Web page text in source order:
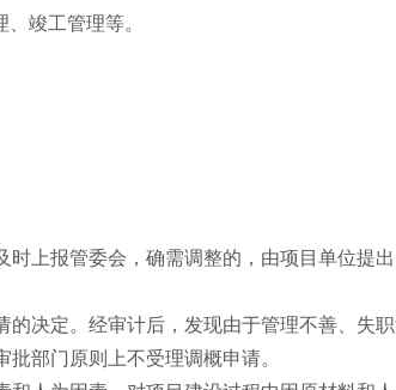
竣工管理等。
上报管委会，确需调整的，由项目单位提
决定。经审计后，发现由于管理不善、失
部门原则上不受理调概申请。